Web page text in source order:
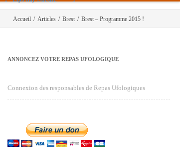
Accueil / Articles / Brest / Brest – Programme 2015 !
ANNONCEZ VOTRE REPAS UFOLOGIQUE
Connexion des responsables de Repas Ufologiques